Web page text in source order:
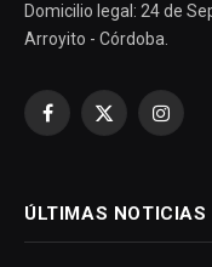
Domicilio legal: 24 de
Arroyito - Córdoba.
Facebook
X
ÚLTIMAS NOTICIAS